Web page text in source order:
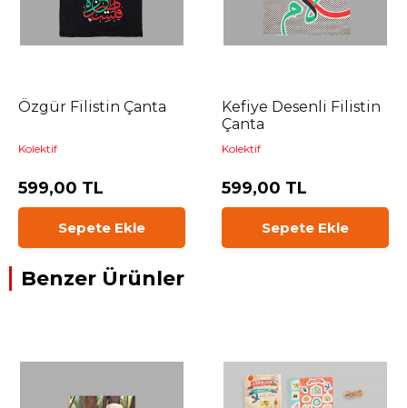
Özgür Filistin Çanta
Kolektif
599,00 TL
Sepete Ekle
Kefiye Desenli Filistin
Çanta
Kolektif
599,00 TL
Sepete Ekle
Benzer Ürünler